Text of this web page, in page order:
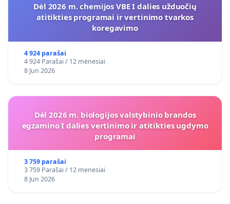
Dėl 2026 m. chemijos VBE I dalies užduočių
atitikties programai ir vertinimo tvarkos
koregavimo
4 924 parašai
4 924 Parašai / 12 mėnesiai
8 Jun 2026
Dėl 2026 m. biologijos valstybinio brandos
egzamino I dalies vertinimo ir atitikties ugdymo
programai
3 759 parašai
3 759 Parašai / 12 mėnesiai
8 Jun 2026